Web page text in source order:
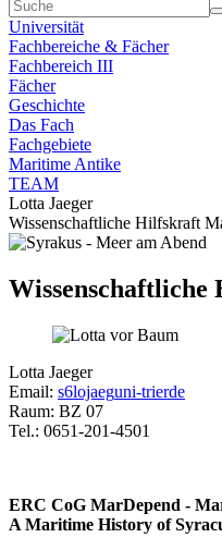
Universität
Fachbereiche & Fächer
Fachbereich III
Fächer
Geschichte
Das Fach
Fachgebiete
Maritime Antike
TEAM
Lotta Jaeger
Wissenschaftliche Hilfskraft
Lotta Jaeger
Email: s6lojaeguni-trierde
Raum: BZ 07
Tel.: 0651-201-4501
ERC CoG MarDepend -
A Maritime History of